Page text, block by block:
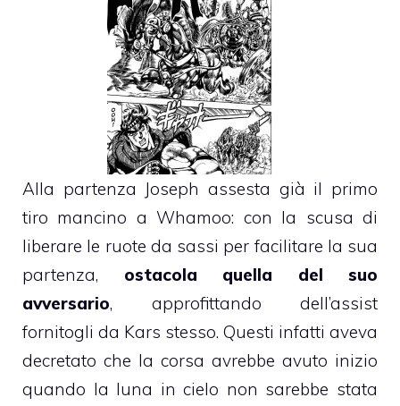
Alla partenza Joseph assesta già il primo
tiro mancino a Whamoo: con la scusa di
liberare le ruote da sassi per facilitare la sua
partenza, ostacola quella del suo
avversario, approfittando dell’assist
fornitogli da Kars stesso. Questi infatti aveva
decretato che la corsa avrebbe avuto inizio
quando la luna in cielo non sarebbe stata